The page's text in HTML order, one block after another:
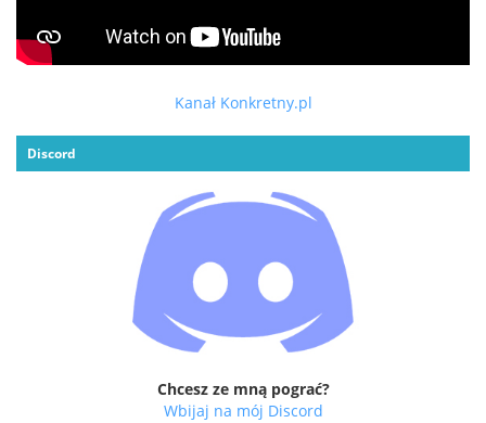
Kanał Konkretny.pl
Discord
Chcesz ze mną pograć?
Wbijaj na mój Discord